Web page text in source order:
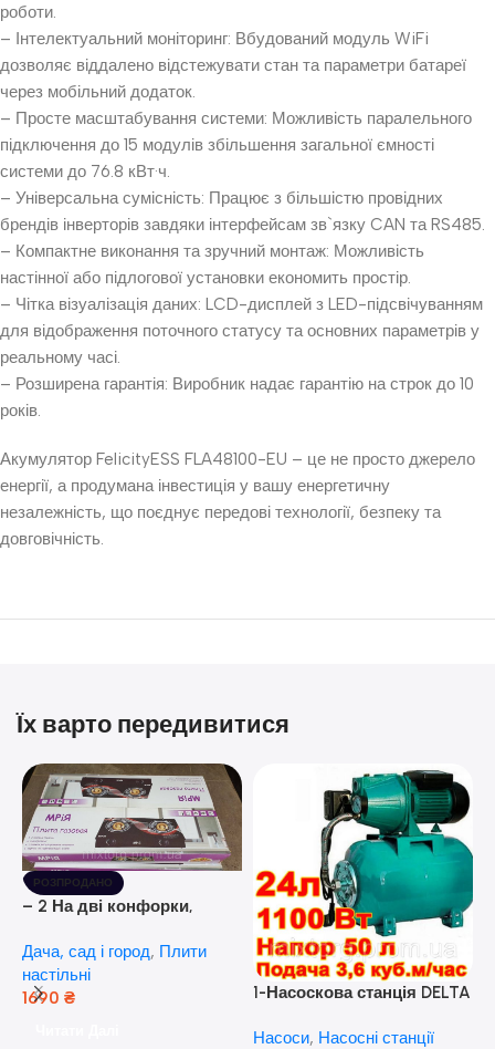
роботи.
– Інтелектуальний моніторинг: Вбудований модуль WiFi
дозволяє віддалено відстежувати стан та параметри батареї
через мобільний додаток.
– Просте масштабування системи: Можливість паралельного
підключення до 15 модулів збільшення загальної ємності
системи до 76.8 кВт·ч.
– Універсальна сумісність: Працює з більшістю провідних
брендів інверторів завдяки інтерфейсам зв`язку CAN та RS485.
– Компактне виконання та зручний монтаж: Можливість
настінної або підлогової установки економить простір.
– Чітка візуалізація даних: LCD-дисплей з LED-підсвічуванням
для відображення поточного статусу та основних параметрів у
реальному часі.
– Розширена гарантія: Виробник надає гарантію на строк до 10
років.
Акумулятор FelicityESS FLA48100-EU – це не просто джерело
енергії, а продумана інвестиція у вашу енергетичну
незалежність, що поєднує передові технології, безпеку та
довговічність.
Їх варто передивитися
РОЗПРОДАНО
– 2 На дві конфорки,
розпалюванням.
Дача, сад і город, Плити
настільні
1690 ₴
1-Насоскова станція DELTA
кВт) ( Польща)
Насоси, Насосні станції